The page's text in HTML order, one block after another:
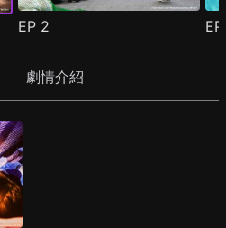
EP 2
劇情介紹